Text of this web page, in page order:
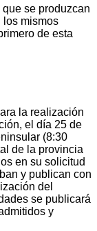
se produzcan
los mismos
de esta
la realización
el día 25 de
(8:30
de la provincia
en su solicitud
y publican con
del
se publicará
y